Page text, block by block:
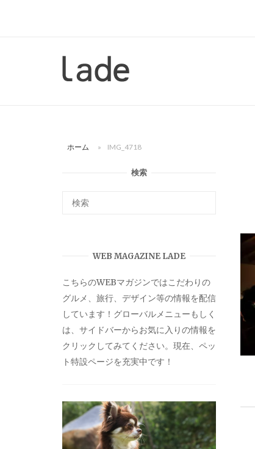
ー
ホーム » IMG_4718
検索
WEB MAGAZINE LADE
こちらのWEBマガジンではこだわりの
グルメ、旅行、デザイン等の情報を配信
しています！グローバルメニューもしく
は、サイドバーからお気に入りの情報を
クリックしてみてください。現在、ペッ
ト特設ページを充実中です！